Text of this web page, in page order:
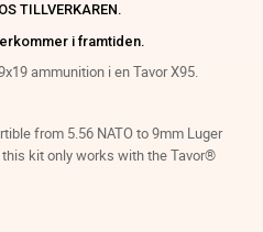
TILLVERKAREN.
i framtiden.
ammunition i en Tavor X95.
from 5.56 NATO to 9mm Luger
kit only works with the Tavor®